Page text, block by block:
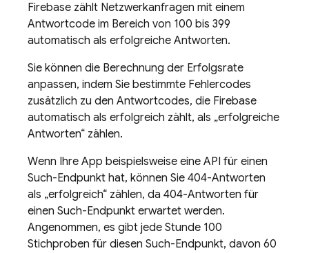
Firebase zählt Netzwerkanfragen mit einem
Antwortcode im Bereich von 100 bis 399
automatisch als erfolgreiche Antworten.
Sie können die Berechnung der Erfolgsrate
anpassen, indem Sie bestimmte Fehlercodes
zusätzlich zu den Antwortcodes, die Firebase
automatisch als erfolgreich zählt, als „erfolgreiche
Antworten“ zählen.
Wenn Ihre App beispielsweise eine API für einen
Such-Endpunkt hat, können Sie 404-Antworten
als „erfolgreich“ zählen, da 404-Antworten für
einen Such-Endpunkt erwartet werden.
Angenommen, es gibt jede Stunde 100
Stichproben für diesen Such-Endpunkt, davon 60